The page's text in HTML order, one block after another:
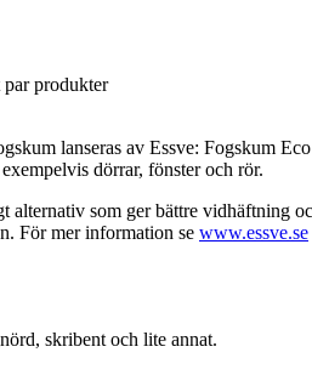
par produkter
lanseras av Essve: Fogskum
dörrar, fönster och rör.
alternativ som ger bättre vidhäftning
För mer information se www.essve.se
skribent och lite annat.